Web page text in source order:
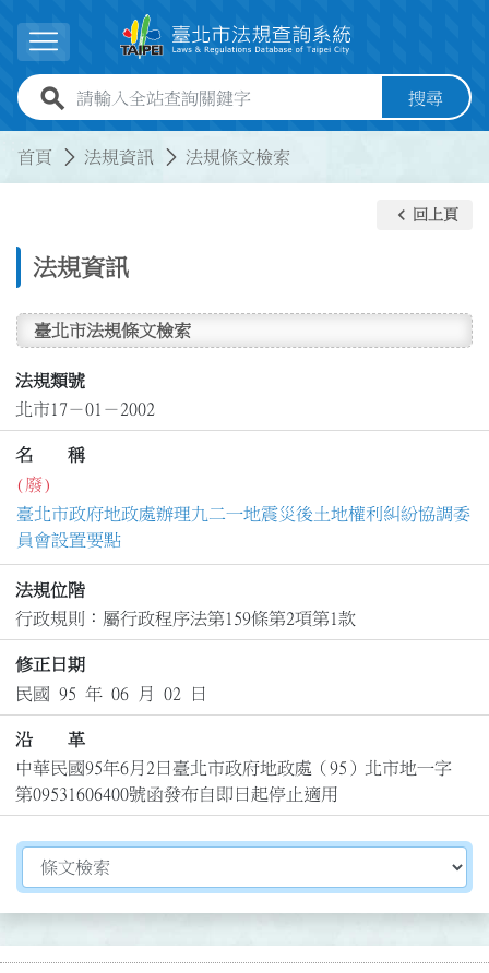
展開選單
全站查詢關鍵字欄位 搜尋
首頁 法規資訊 法規條文檢索
法規資訊
keyboard_arrow_left 回上頁
臺北市法規條文檢索
法規類號
北市17－01－2002
名 稱
(廢)
臺北市政府地政處辦理九二一地震災後土地權利糾紛協調委
員會設置要點
法規位階
行政規則：屬行政程序法第159條第2項第1款
修正日期
民國 95 年 06 月 02 日
沿 革
中華民國95年6月2日臺北市政府地政處（95）北市地一字
第09531606400號函發布自即日起停止適用
切換選擇法規資訊內容